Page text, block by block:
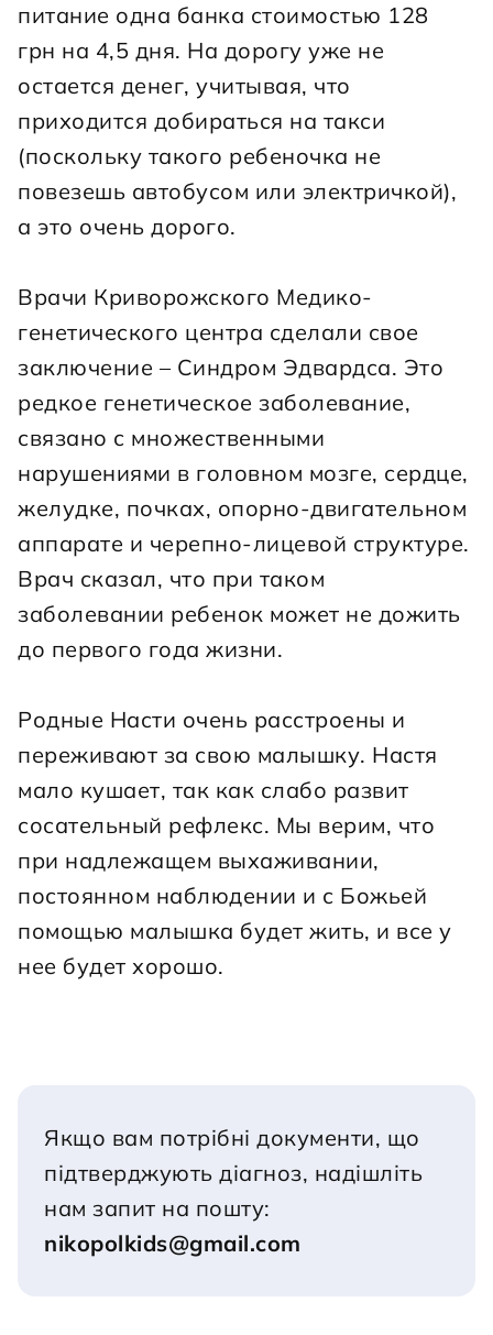
питание одна банка стоимостью 128
грн на 4,5 дня. На дорогу уже не
остается денег, учитывая, что
приходится добираться на такси
(поскольку такого ребеночка не
повезешь автобусом или электричкой),
а это очень дорого.
Врачи Криворожского Медико-
генетического центра сделали свое
заключение – Синдром Эдвардса. Это
редкое генетическое заболевание,
связано с множественными
нарушениями в головном мозге, сердце,
желудке, почках, опорно-двигательном
аппарате и черепно-лицевой структуре.
Врач сказал, что при таком
заболевании ребенок может не дожить
до первого года жизни.
Родные Насти очень расстроены и
переживают за свою малышку. Настя
мало кушает, так как слабо развит
сосательный рефлекс. Мы верим, что
при надлежащем выхаживании,
постоянном наблюдении и с Божьей
помощью малышка будет жить, и все у
нее будет хорошо.
Якщо вам потрібні документи, що
підтверджують діагноз, надішліть
нам запит на пошту:
nikopolkids@gmail.com